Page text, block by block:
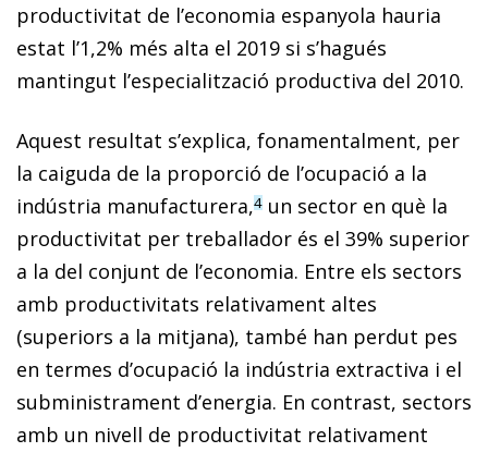
productivitat de l’economia espanyola hauria
estat l’1,2% més alta el 2019 si s’hagués
mantingut l’especialització productiva del 2010.
Aquest resultat s’explica, fonamentalment, per
la caiguda de la proporció de l’ocupació a la
indústria manufacturera,4 un sector en què la
productivitat per treballador és el 39% superior
a la del conjunt de l’economia. Entre els sectors
amb productivitats relativament altes
(superiors a la mitjana), també han perdut pes
en termes d’ocupació la indústria extractiva i el
subministrament d’energia. En contrast, sectors
amb un nivell de productivitat relativament